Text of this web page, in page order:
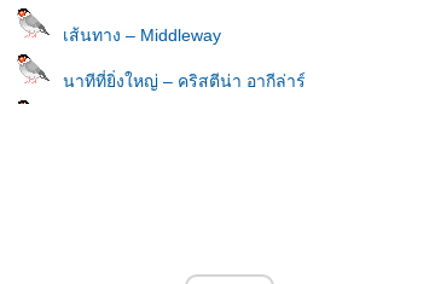
เส้นทาง – Middleway
นาทีที่ยิ่งใหญ่ – คริสตีน่า อากีล่าร์